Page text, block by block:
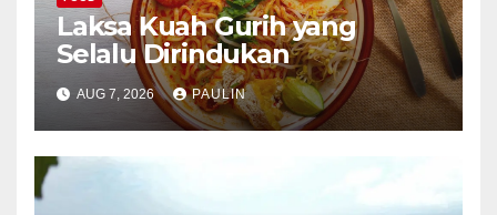
Laksa Kuah Gurih yang
Selalu Dirindukan
AUG 7, 2026 PAULIN